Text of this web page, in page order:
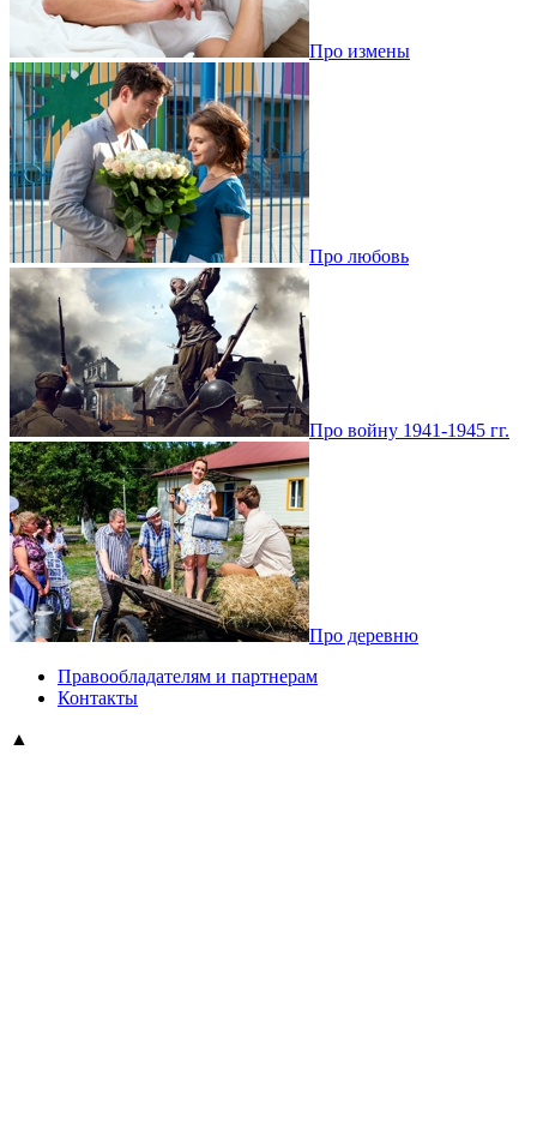
Про измены
Про любовь
Про войну 1941-1945 гг.
Про деревню
Правообладателям и партнерам
Контакты
▲